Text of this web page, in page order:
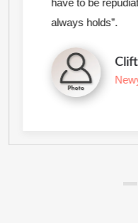
have to be
always holds”.